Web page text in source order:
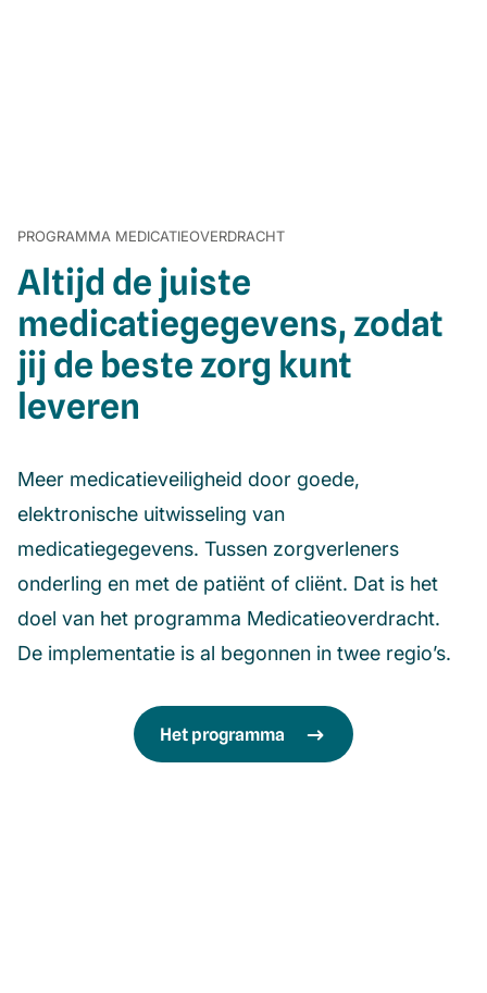
PROGRAMMA MEDICATIEOVERDRACHT
Altijd de juiste
medicatiegegevens, zodat
jij de beste zorg kunt
leveren
Meer medicatieveiligheid door goede,
elektronische uitwisseling van
medicatiegegevens. Tussen zorgverleners
onderling en met de patiënt of cliënt. Dat is het
doel van het programma Medicatieoverdracht.
De implementatie is al begonnen in twee regio’s.
Het programma